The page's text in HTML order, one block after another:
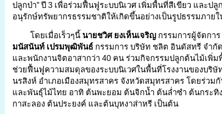
ปลูกป่า” ปี 3 เพื่อร่วมฟื้นฟูระบบนิเวศ เพิ่มพื้นที่สีเขียว และป
อนุรักษ์ทรัพยากรธรรมชาติให้เกิดขึ้นอย่างเป็นรูปธรรมภาย
โดยเมื่อเร็วๆนี้ นายชวิศ ยงเห็นเจริญ กรรมการผู้จัดกา
มนัสนันท์ เปรมพุฒิพันธ์ กรรมการ บริษัท ชลิต อินดัสทรี จำ
และพนักงานจิตอาสากว่า 40 คน ร่วมกิจกรรมปลูกต้นไม้เพิ่ม
ช่วยฟื้นฟูความสมดุลของระบบนิเวศในพื้นที่โรงงานของบริษั
นรสิงห์ อำเภอเมืองสมุทรสาคร จังหวัดสมุทรสาคร โดยร่วม
และพันธุ์ไม้ไทย อาทิ ต้นพะยอม ต้นจิกน้ำ ต้นล่ำซำ ต้นกระทิ
กาสะลอง ต้นประยงค์ และต้นบุหงาส่าหรี เป็นต้น